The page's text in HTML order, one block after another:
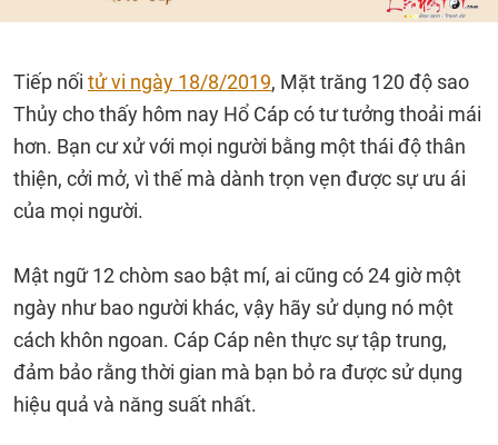
Tiếp nối tử vi ngày 18/8/2019, Mặt trăng 120 độ sao
Thủy cho thấy hôm nay Hổ Cáp có tư tưởng thoải mái
hơn. Bạn cư xử với mọi người bằng một thái độ thân
thiện, cởi mở, vì thế mà dành trọn vẹn được sự ưu ái
của mọi người.
Mật ngữ 12 chòm sao bật mí, ai cũng có 24 giờ một
ngày như bao người khác, vậy hãy sử dụng nó một
cách khôn ngoan. Cáp Cáp nên thực sự tập trung,
đảm bảo rằng thời gian mà bạn bỏ ra được sử dụng
hiệu quả và năng suất nhất.